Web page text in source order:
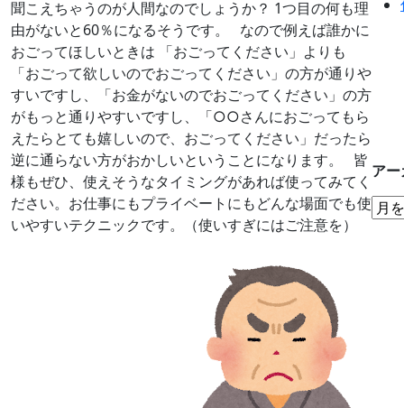
聞こえちゃうのが人間なのでしょうか？ 1つ目の何も理
由がないと60％になるそうです。 なので例えば誰かに
おごってほしいときは 「おごってください」よりも
「おごって欲しいのでおごってください」の方が通りや
すいですし、「お金がないのでおごってください」の方
がもっと通りやすいですし、「○○さんにおごってもら
えたらとても嬉しいので、おごってください」だったら
逆に通らない方がおかしいということになります。 皆
様もぜひ、使えそうなタイミングがあれば使ってみてく
ださい。お仕事にもプライベートにもどんな場面でも使
いやすいテクニックです。（使いすぎにはご注意を）
ア